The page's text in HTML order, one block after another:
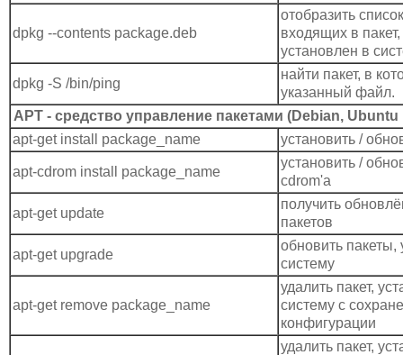
dpkg --contents package.deb
отобразить
входящих в
установлен в
dpkg -S /bin/ping
найти пакет, в
указанный файл.
APT - средство управление пакетами (Debian,
apt-get install package_name
установить /
apt-cdrom install package_name
установить /
cdrom'а
apt-get update
получить
пакетов
apt-get upgrade
обновить
систему
apt-get remove package_name
удалить пакет,
систему с
конфигурации
удалить пакет,